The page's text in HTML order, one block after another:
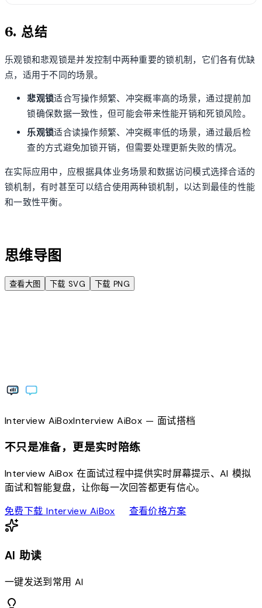
6. 总结
乐观锁和悲观锁是并发控制中两种重要的锁机制，它们各有优缺
点，适用于不同的场景。
悲观锁适合写操作频繁、冲突概率高的场景，通过提前加
锁确保数据一致性，但可能会带来性能开销和死锁风险。
乐观锁适合读操作频繁、冲突概率低的场景，通过最后检
查的方式避免加锁开销，但需要处理更新失败的情况。
在实际应用中，应根据具体业务场景和数据访问模式选择合适的
锁机制，有时甚至可以结合使用两种锁机制，以达到最佳的性能
和一致性平衡。
思维导图
查看大图 下载 SVG 下载 PNG
Interview AiBoxInterviewAiBox— 面试搭档
不只是准备，更是实时陪练
Interview AiBox 在面试过程中提供实时屏幕提示、AI 模拟
面试和智能复盘，让你每一次回答都更有信心。
免费下载 Interview AiBoxdownload查看价格方案sell
AI 助读
一键发送到常用 AI